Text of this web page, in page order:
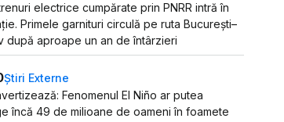
electrice cumpărate prin PNRR intră în
Primele garnituri circulă pe ruta București–
după aproape un an de întârzieri
Știri Externe
Fenomenul El Niño ar putea
încă 49 de milioane de oameni în foamete